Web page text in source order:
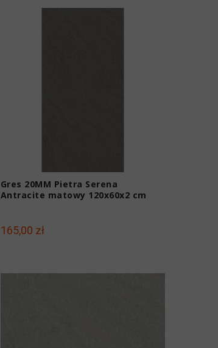
Gres 20MM Pietra Serena
Antracite matowy 120x60x2 cm
165,00 zł